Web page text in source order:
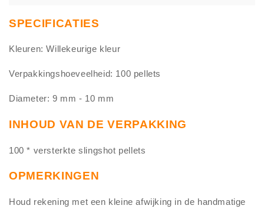
SPECIFICATIES
Kleuren: Willekeurige kleur
Verpakkingshoeveelheid: 100 pellets
Diameter: 9 mm - 10 mm
INHOUD VAN DE VERPAKKING
100 * versterkte slingshot pellets
OPMERKINGEN
Houd rekening met een kleine afwijking in de handmatige